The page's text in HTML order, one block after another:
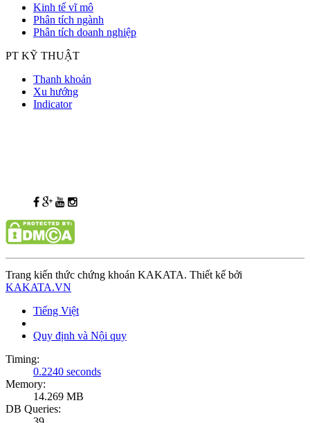
Kinh tế vĩ mô
Phân tích ngành
Phân tích doanh nghiệp
PT KỸ THUẬT
Thanh khoản
Xu hướng
Indicator
Trang kiến thức chứng khoán KAKATA. Thiết kế bởi
KAKATA.VN
Tiếng Việt
Quy định và Nội quy
Timing:
0.2240 seconds
Memory:
14.269 MB
DB Queries: